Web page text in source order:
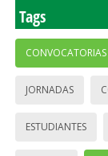
Tags
CONVOCATORIAS
JORNADAS
ESTUDIANTES